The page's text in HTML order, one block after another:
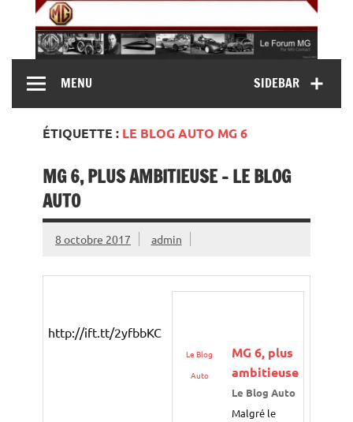
content
MG Contact
MG B, MG F, MG A, Midget…)SIDEBAR
MENU
ÉTIQUETTE : LE BLOG AUTO MG 6
MG 6, PLUS AMBITIEUSE – LE BLOG
AUTO
8 octobre 2017 admin
http://ift.tt/2yfbbKC
Le Blog
Auto
MG6, plus
ambitieuse
Le Blog Auto
Malgré le